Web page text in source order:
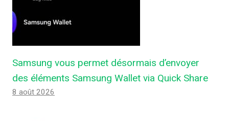
Samsung vous permet désormais d’envoyer
des éléments Samsung Wallet via Quick Share
8 août 2026